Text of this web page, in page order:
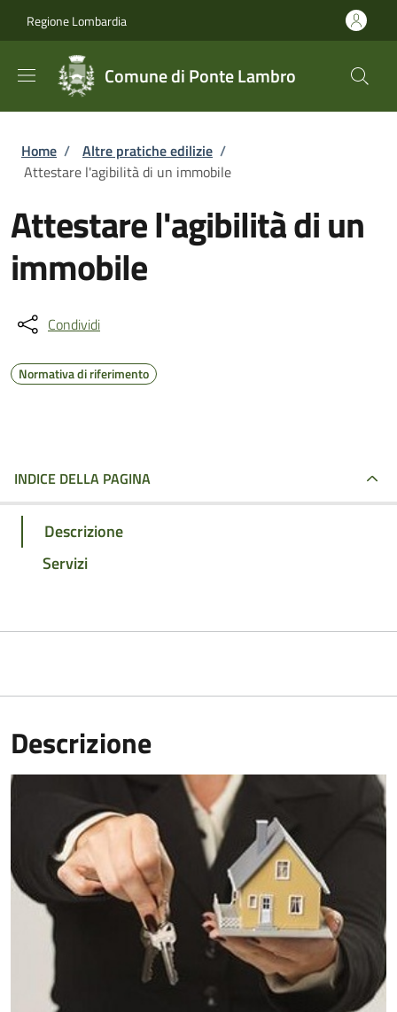
Regione Lombardia
Comune di Ponte Lambro
Briciole di pane
Home / Altre pratiche edilizie /
Attestare l'agibilità di un immobile
Attestare l'agibilità di un
immobile
Condividi
Normativa di riferimento
INDICE DELLA PAGINA
Descrizione
Servizi
Descrizione